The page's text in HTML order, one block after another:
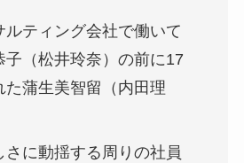
ルティング会社で働いて
子（松井玲奈）の前に17
た蒲生美智留（内田理
さに動揺する周りの社員